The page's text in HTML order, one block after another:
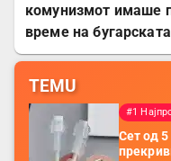
комунизмот имаше
време на
TEMU
#1
Сет од